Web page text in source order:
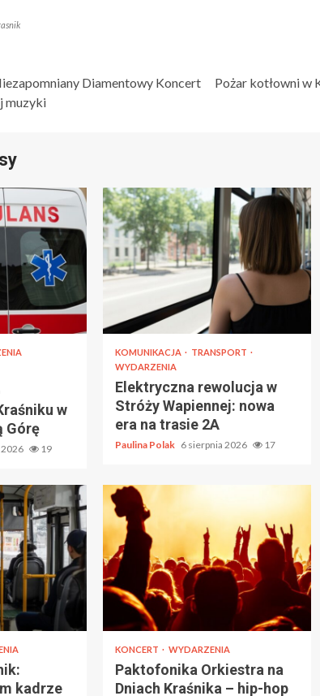
Diamentowy Koncert
muzyki
Pożar kotłowni w
w
Górę
19
KOMUNIKACJA
TRANSPORT
WYDARZENIA
Elektryczna rewolucja w
Stróży Wapiennej: nowa
era na trasie 2A
Paulina Polak 6 sierpnia 2026 17
kadrze
KONCERT WYDARZENIA
Paktofonika Orkiestra na
Dniach Kraśnika – hip-hop